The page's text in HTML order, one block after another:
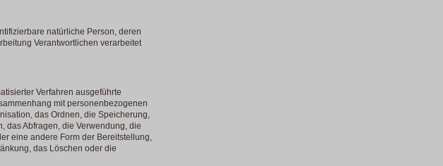
natürliche Person, deren
Verantwortlichen verarbeitet
Verfahren ausgeführte
mit personenbezogenen
das Ordnen, die Speicherung,
das Abfragen, die Verwendung, die
eine andere Form der Bereitstellung,
das Löschen oder die